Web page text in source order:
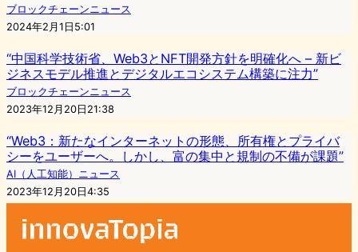
ブロックチェーンニュース
2024年2月1日5:01
“中国科学技術省、Web3とNFT開発方針を明確化へ – 新ビ
ジネスモデル推進とデジタルエコシステム構築に注力”
ブロックチェーンニュース
2023年12月20日21:38
“Web3：新たなインターネットの形態、所有権とプライバ
シーをユーザーへ。しかし、富の集中と規制の不備が課題”
AI（人工知能）ニュース
2023年12月20日4:35